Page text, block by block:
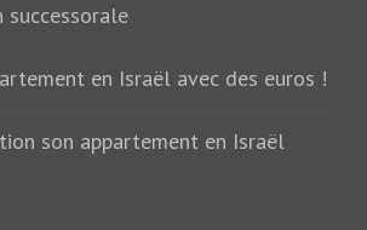
en Israël avec des euros !
son appartement en Israël